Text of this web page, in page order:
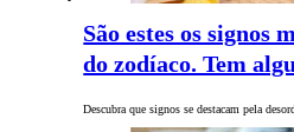
São estes os signos
do zodíaco. Tem
Descubra que signos se destacam pela